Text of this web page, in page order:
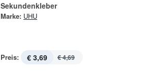
Sekundenkleber
Marke: UHU
Preis: € 3,69 € 4,69